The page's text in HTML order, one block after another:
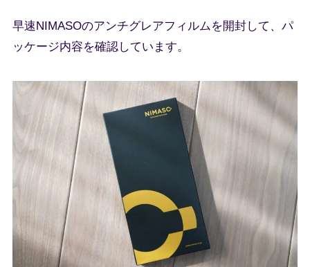
早速NIMASOのアンチグレアフィルムを開封して、パ
ッケージ内容を確認しています。